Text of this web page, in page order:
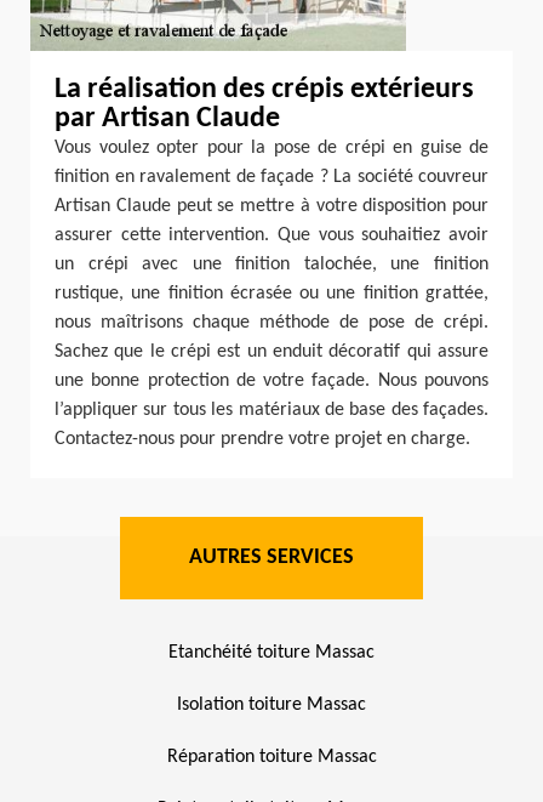
La réalisation des crépis extérieurs
par Artisan Claude
Vous voulez opter pour la pose de crépi en guise de
finition en ravalement de façade ? La société couvreur
Artisan Claude peut se mettre à votre disposition pour
assurer cette intervention. Que vous souhaitiez avoir
un crépi avec une finition talochée, une finition
rustique, une finition écrasée ou une finition grattée,
nous maîtrisons chaque méthode de pose de crépi.
Sachez que le crépi est un enduit décoratif qui assure
une bonne protection de votre façade. Nous pouvons
l’appliquer sur tous les matériaux de base des façades.
Contactez-nous pour prendre votre projet en charge.
AUTRES SERVICES
Etanchéité toiture Massac
Isolation toiture Massac
Réparation toiture Massac